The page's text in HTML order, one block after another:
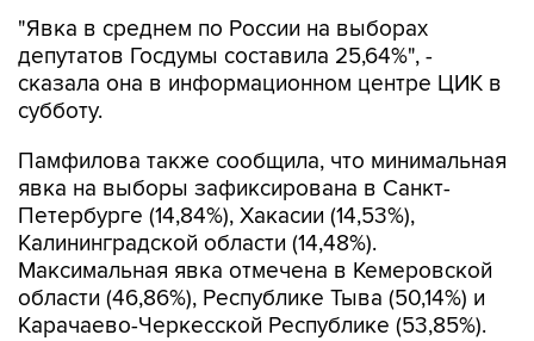
"Явка в среднем по России на выборах
депутатов Госдумы составила 25,64%", -
сказала она в информационном центре ЦИК в
субботу.
Памфилова также сообщила, что минимальная
явка на выборы зафиксирована в Санкт-
Петербурге (14,84%), Хакасии (14,53%),
Калининградской области (14,48%).
Максимальная явка отмечена в Кемеровской
области (46,86%), Республике Тыва (50,14%) и
Карачаево-Черкесской Республике (53,85%).